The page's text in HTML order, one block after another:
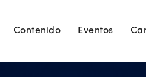
Contenido Eventos